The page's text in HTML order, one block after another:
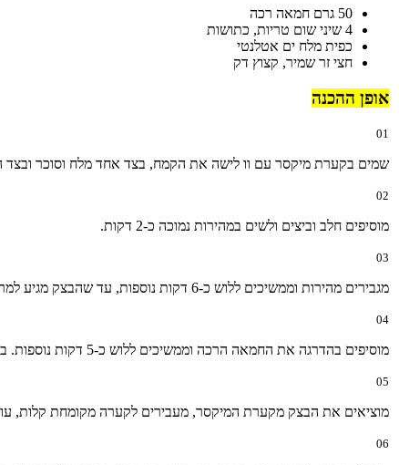
50 גרם חמאה רכה
4 שיני שום טריות, כתושות
כפית מלח ים אטלנטי
חצי זר שמיר, קצוץ דק
אופן ההכנה
01
שמים בקערת מיקסר עם וו לישה את הקמח, בצד אחד מלח וסוכר ובצד
02
מוסיפים חלב וביצים ולשים במהירות נמוכה כ-2 דקות.
03
מגבירים מהירות וממשיכים ללוש כ-6 דקות נוספות, עד שהבצק מגיע למרקם רך ואחיד.
04
מוסיפים בהדרגה את החמאה הרכה וממשיכים ללוש כ-5 דקות נוספות. במידת הצורך עוצרים את פעולת המיקסר ובעזרת מרית מורידים את הקמח שהצטבר בדפנות.
05
מוציאים את הבצק מקערת המיקסר, מעבירים לקערה מקומחת קלות,
06